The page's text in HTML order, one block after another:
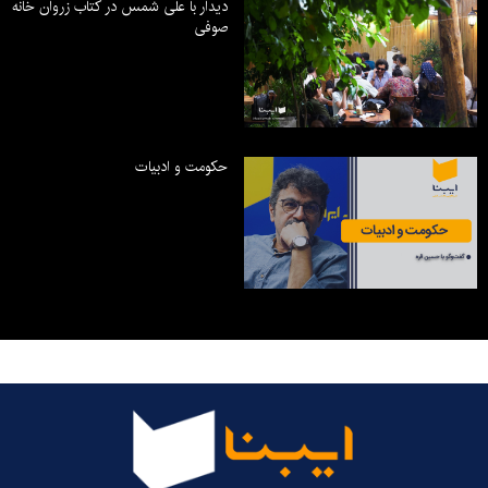
دیدار با علی شمس در کتاب زروان خانه
صوفی
حکومت و ادبیات